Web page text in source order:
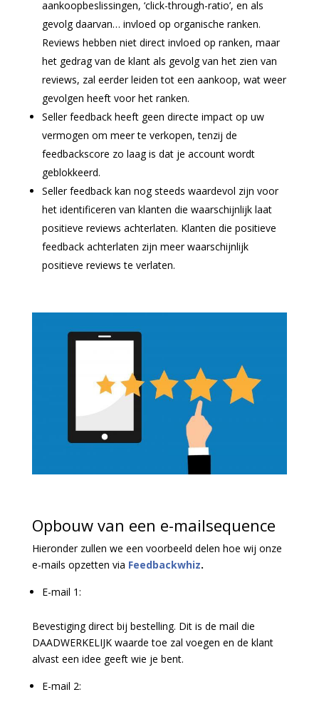
aankoopbeslissingen, ‘click-through-ratio’, en als
gevolg daarvan… invloed op organische ranken.
Reviews hebben niet direct invloed op ranken, maar
het gedrag van de klant als gevolg van het zien van
reviews, zal eerder leiden tot een aankoop, wat weer
gevolgen heeft voor het ranken.
Seller feedback heeft geen directe impact op uw
vermogen om meer te verkopen, tenzij de
feedbackscore zo laag is dat je account wordt
geblokkeerd.
Seller feedback kan nog steeds waardevol zijn voor
het identificeren van klanten die waarschijnlijk laat
positieve reviews achterlaten. Klanten die positieve
feedback achterlaten zijn meer waarschijnlijk
positieve reviews te verlaten.
Opbouw van een e-mailsequence
Hieronder zullen we een voorbeeld delen hoe wij onze
e-mails opzetten via Feedbackwhiz.
E-mail 1:
Bevestiging direct bij bestelling. Dit is de mail die
DAADWERKELIJK waarde toe zal voegen en de klant
alvast een idee geeft wie je bent.
E-mail 2: